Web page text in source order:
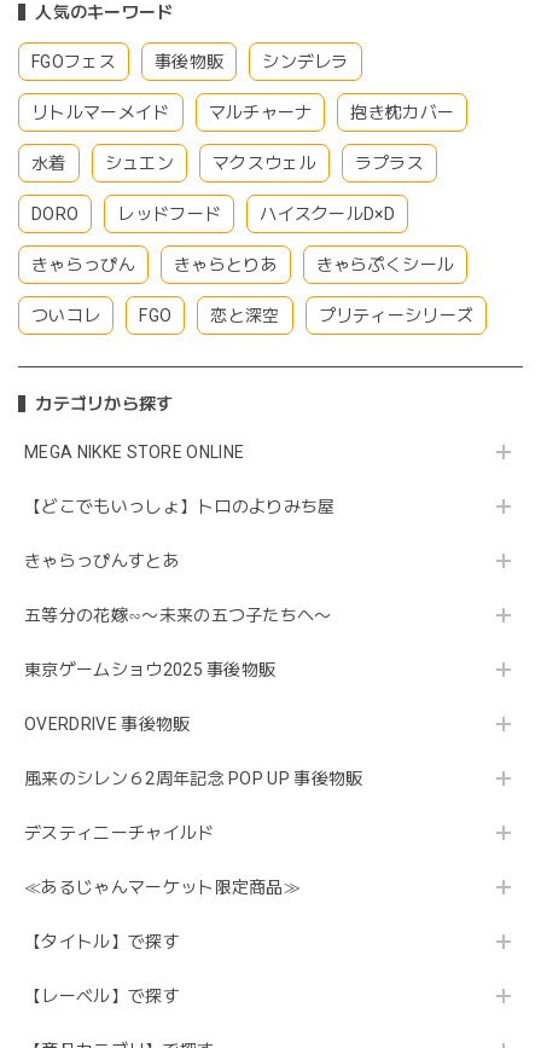
人気のキーワード
FGOフェス 事後物販 シンデレラ
リトルマーメイド マルチャーナ 抱き枕カバー
水着 シュエン マクスウェル ラプラス
DORO レッドフード ハイスクールD×D
きゃらっぴん きゃらとりあ きゃらぷくシール
ついコレ FGO 恋と深空 プリティーシリーズ
カテゴリから探す
MEGA NIKKE STORE ONLINE
【どこでもいっしょ】トロのよりみち屋
きゃらっぴんすとあ
五等分の花嫁∽〜未来の五つ子たちへ〜
東京ゲームショウ2025 事後物販
OVERDRIVE 事後物販
風来のシレン６2周年記念 POP UP 事後物販
デスティニーチャイルド
≪あるじゃんマーケット限定商品≫
【タイトル】で探す
【レーベル】で探す